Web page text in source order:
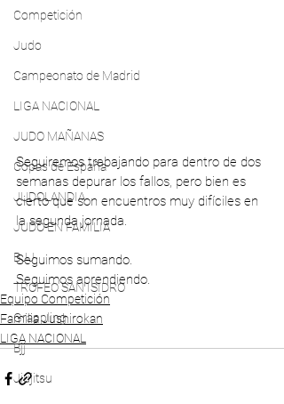
Competición
Judo
Campeonato de Madrid
LIGA NACIONAL
JUDO MAÑANAS
Copas de España
JUDOLANDIA
JUDO EN FAMILIA
BJJ
TROFEO SAN ISIDRO
Grappling
Bjj
Jiujitsu
Seguiremos trabajando para dentro de dos
semanas depurar los fallos, pero bien es
cierto que son encuentros muy difíciles en
la segunda jornada.
Seguimos sumando.
Seguimos aprendiendo.
Equipo Competición
Familia Jushirokan
LIGA NACIONAL